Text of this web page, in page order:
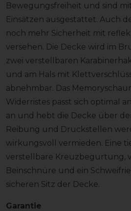
Bewegungsfreiheit und sind
Einsätzen ausgestattet. Auch
noch mehr Sicherheit mit
versehen. Die Decke wird im
zwei verstellbaren
und am Hals mit
abnehmbar. Das
Widerristes passt sich optimal
an und hebt die Decke über
Reibung und Druckstellen
wirkungsvoll vermieden. Eine
verstellbare Kreuzbegurtung,
Beinschnüre und ein
sicheren Sitz der Decke.
Garantie